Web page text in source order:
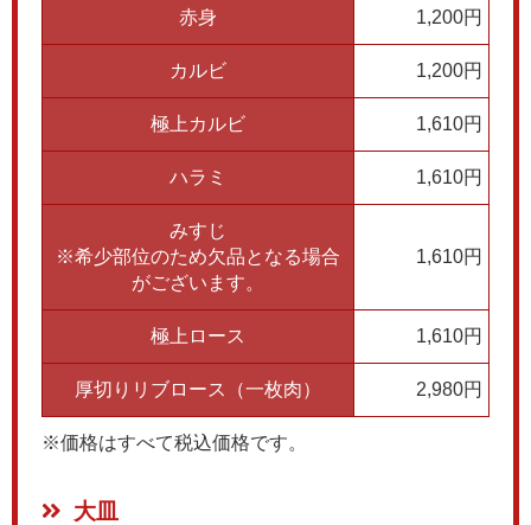
赤身 1,200円
カルビ 1,200円
極上カルビ 1,610円
ハラミ 1,610円
みすじ
※希少部位のため欠品となる場合
がございます。
1,610円
極上ロース 1,610円
厚切りリブロース（一枚肉） 2,980円
※価格はすべて税込価格です。
大皿